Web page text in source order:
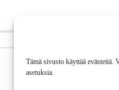
Tämä sivusto käyttää evästeitä.
asetuksia.
Back to Course